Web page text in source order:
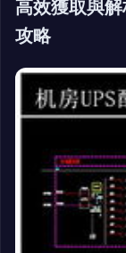
高效獲取與
攻略